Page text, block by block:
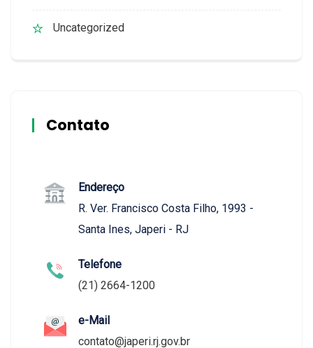
Uncategorized
Contato
Endereço
R. Ver. Francisco Costa Filho, 1993 -
Santa Ines, Japeri - RJ
Telefone
(21) 2664-1200
e-Mail
contato@japeri.rj.gov.br